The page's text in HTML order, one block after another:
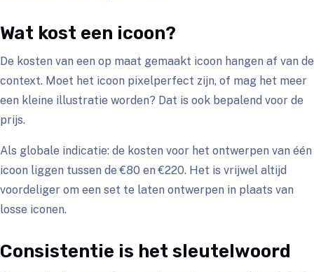
Wat kost een icoon?
De kosten van een op maat gemaakt icoon hangen af van de
context. Moet het icoon pixelperfect zijn, of mag het meer
een kleine illustratie worden? Dat is ook bepalend voor de
prijs.
Als globale indicatie: de kosten voor het ontwerpen van één
icoon liggen tussen de €80 en €220. Het is vrijwel altijd
voordeliger om een set te laten ontwerpen in plaats van
losse iconen.
Consistentie is het sleutelwoord